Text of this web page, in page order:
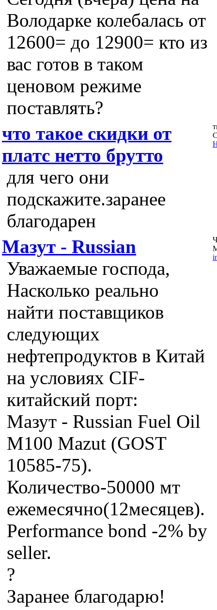
Володарке колебалась от
12600= до 12900= кто из
вас готов в таком
ценовом режиме
поставлять?
что такое скидки от
платс нетто брутто
для чего они
подскажите.заранее
благодарен
Мазут - Russian
Уважаемые господа,
Насколько реально
найти поставщиков
следующих
нефтепродуктов в Китай
на условиях CIF-
китайский порт:
Мазут - Russian Fuel Oil
M100 Mazut (GOST
10585-75).
Количество-50000 мт
ежемесячно(12месяцев).
Performance bond -2% by
seller.
?
Заранее благодарю!